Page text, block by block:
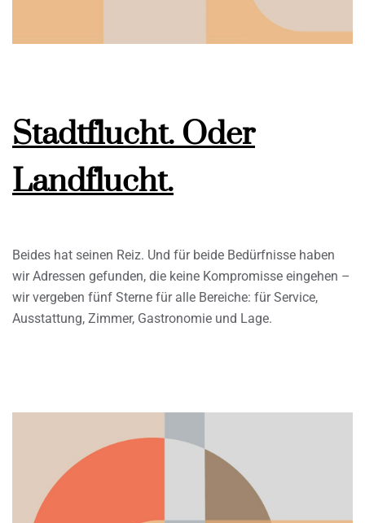
Stadtflucht. Oder
Landflucht.
Beides hat seinen Reiz. Und für beide Bedürfnisse haben
wir Adressen gefunden, die keine Kompromisse eingehen –
wir vergeben fünf Sterne für alle Bereiche: für Service,
Ausstattung, Zimmer, Gastronomie und Lage.